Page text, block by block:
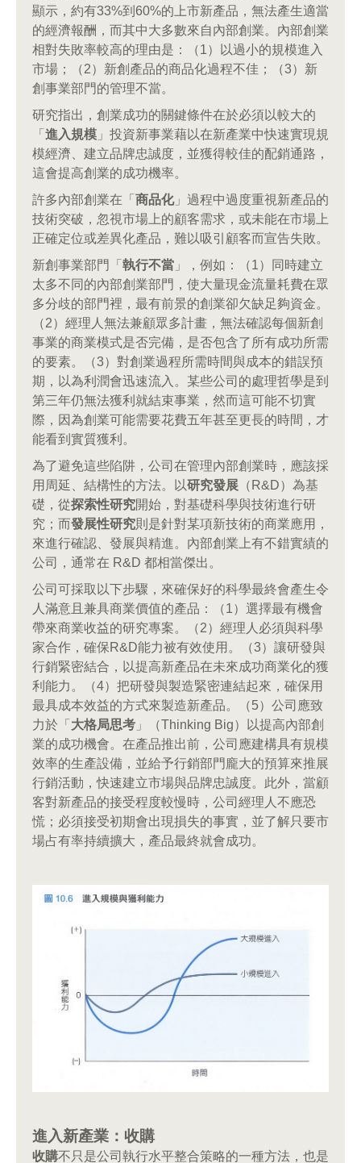
顯示，約有33%到60%的上市新產品，無法產生適當
的經濟報酬，而其中大多數來自內部創業。內部創業
相對失敗率較高的理由是：（1）以過小的規模進入
市場；（2）新創產品的商品化過程不佳；（3）新
創事業部門的管理不當。
研究指出，創業成功的關鍵條件在於必須以較大的
「 進入規模 」投資新事業藉以在新產業中快速實現規
模經濟、建立品牌忠誠度，並獲得較佳的配銷通路，
這會提高創業的成功機率。
許多內部創業在「 商品化」過程中過度重視新產品的
技術突破，忽視市場上的顧客需求，或未能在市場上
正確定位或差異化產品，難以吸引顧客而宣告失敗。
新創事業部門「 執行不當 」，例如：（1）同時建立
太多不同的內部創業部門，使大量現金流量耗費在眾
多分歧的部門裡，最有前景的創業卻欠缺足夠資金。
（2）經理人無法兼顧眾多計畫，無法確認每個新創
事業的商業模式是否完備，是否包含了所有成功所需
的要素。（3）對創業過程所需時間與成本的錯誤預
期，以為利潤會迅速流入。某些公司的處理哲學是到
第三年仍無法獲利就結束事業，然而這可能不切實
際，因為創業可能需要花費五年甚至更長的時間，才
能看到實質獲利。
為了避免這些陷阱，公司在管理內部創業時，應該採
用周延、結構性的方法。以研究發展 （R&D）為基
礎，從探索性研究開始，對基礎科學與技術進行研
究；而發展性研究則是針對某項新技術的商業應用，
來進行確認、發展與精進。內部創業上有不錯實績的
公司，通常在 R&D 都相當傑出。
公司可採取以下步驟，來確保好的科學最終會產生令
人滿意且兼具商業價值的產品：（1）選擇最有機會
帶來商業收益的研究專案。（2）經理人必須與科學
家合作，確保R&D能力被有效使用。（3）讓研發與
行銷緊密結合，以提高新產品在未來成功商業化的獲
利能力。（4）把研發與製造緊密連結起來，確保用
最具成本效益的方式來製造新產品。（5）公司應致
力於「 大格局思考 」（Thinking Big）以提高內部創
業的成功機會。在產品推出前，公司應建構具有規模
效率的生產設備，並給予行銷部門龐大的預算來推展
行銷活動，快速建立市場與品牌忠誠度。此外，當顧
客對新產品的接受程度較慢時，公司經理人不應恐
慌；必須接受初期會出現損失的事實，並了解只要市
場占有率持續擴大，產品最終就會成功。
進入新產業：收購
收購不只是公司執行水平整合策略的一種方法，也是